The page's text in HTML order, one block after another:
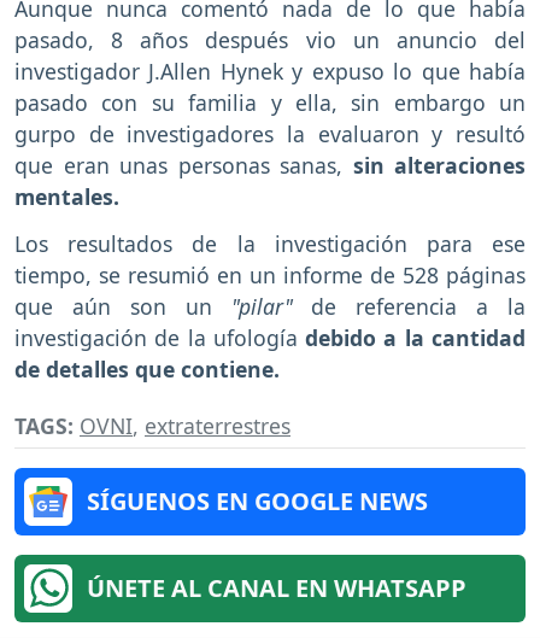
Aunque nunca comentó nada de lo que había
pasado, 8 años después vio un anuncio del
investigador J.Allen Hynek y expuso lo que había
pasado con su familia y ella, sin embargo un
gurpo de investigadores la evaluaron y resultó
que eran unas personas sanas, sin alteraciones
mentales.
Los resultados de la investigación para ese
tiempo, se resumió en un informe de 528 páginas
que aún son un "pilar" de referencia a la
investigación de la ufologíadebido a la cantidad
de detalles que contiene.
TAGS: OVNI, extraterrestres
SÍGUENOS EN GOOGLE NEWS
ÚNETE AL CANAL EN WHATSAPP